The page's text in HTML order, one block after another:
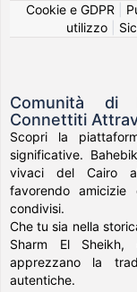
Cookie e GDPR
utilizzo|
Comunità di
Connettiti
Scopri la
significative.
vivaci del Cairo
favorendo
condivisi.
Che tu sia nella
Sharm El Sheikh,
apprezzano la
autentiche.